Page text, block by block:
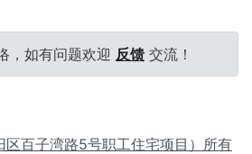
，如有问题欢迎 反馈 交流！
区百子湾路5号职工住宅项目）所有